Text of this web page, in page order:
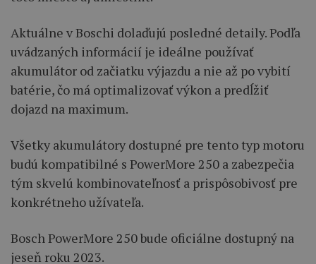
Aktuálne v Boschi dolaďujú posledné detaily. Podľa
uvádzaných informácií je ideálne používať
akumulátor od začiatku výjazdu a nie až po vybití
batérie, čo má optimalizovať výkon a predĺžiť
dojazd na maximum.
Všetky akumulátory dostupné pre tento typ motoru
budú kompatibilné s PowerMore 250 a zabezpečia
tým skvelú kombinovateľnosť a prispôsobivosť pre
konkrétneho užívateľa.
Bosch PowerMore 250 bude oficiálne dostupný na
jeseň roku 2023.